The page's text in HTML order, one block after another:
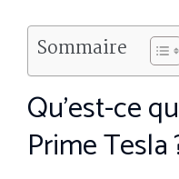
Sommaire
Qu’est-ce
Prime Tesla